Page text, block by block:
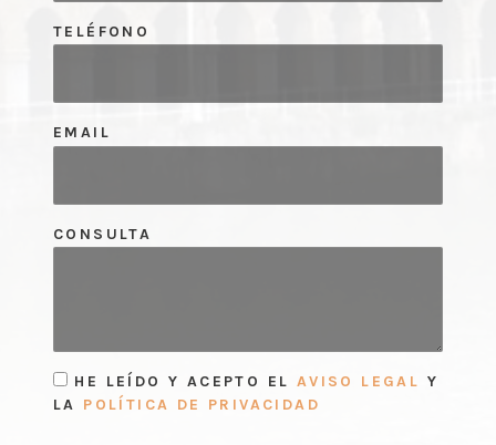
TELÉFONO
EMAIL
CONSULTA
HE LEÍDO Y ACEPTO EL AVISO LEGAL Y
LA POLÍTICA DE PRIVACIDAD